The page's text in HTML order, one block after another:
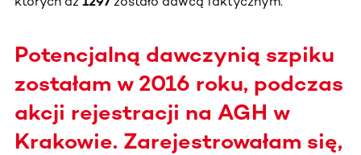
Potencjalną dawczynią szpiku
zostałam w 2016 roku, podczas
akcji rejestracji na AGH w
Krakowie. Zarejestrowałam się,